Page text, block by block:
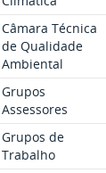
Câmara Técnica
de Qualidade
Ambiental
Grupos
Assessores
Grupos de
Trabalho